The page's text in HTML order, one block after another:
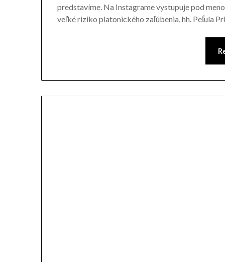
predstavíme. Na Instagrame vystupuje pod
veľké riziko platonického zaľúbenia, hh. Peťula